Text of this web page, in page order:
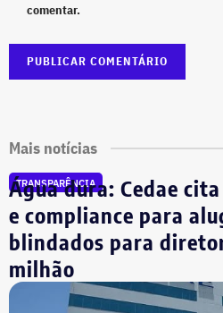
comentar.
Mais notícias
TRANSPARÊNCIA
Água dura: Cedae
e compliance para
blindados para
milhão